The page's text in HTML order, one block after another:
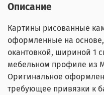
Описание
Картины рисованные
оформленные на
окантовкой, шириной 1
мебельном профиле из
Оригинальное
требующее привязки к